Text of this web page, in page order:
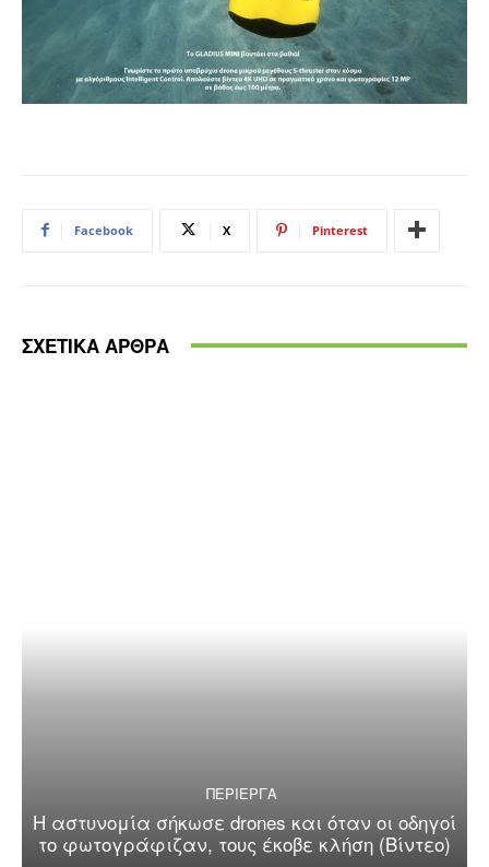
Facebook X Pinterest
ΣΧΕΤΙΚΑ ΑΡΘΡΑ
ΠΕΡΙΕΡΓΑ
Η αστυνομία σήκωσε drones και όταν οι οδηγοί
το φωτογράφιζαν, τους έκοβε κλήση (Βίντεο)